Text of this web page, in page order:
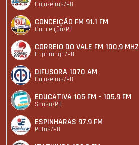
Cajazeiras/PB
CONCEIÇÃO FM 91.1 FM
Conceição/PB
CORREIO DO VALE FM 100,9 MHZ
Itaporanga/PB
DIFUSORA 1070 AM
Cajazeiras/PB
EDUCATIVA 105 FM - 105.9 FM
Sousa/PB
ESPINHARAS 97.9 FM
Patos/PB